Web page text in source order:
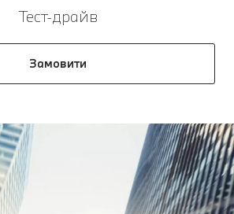
Тест-драйв
Замовити